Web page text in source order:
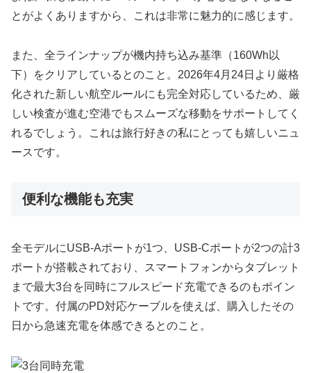
とがよくありますから、これは非常に魅力的に感じます。
また、全ラインナップが機内持ち込み基準（160Wh以
下）をクリアしているとのこと。2026年4月24日より厳格
化された新しい航空ルールにも完全対応しているため、厳
しい検査が進む空港でもスムーズな移動をサポートしてく
れるでしょう。これは旅行好きの私にとっても嬉しいニュ
ースです。
便利な機能も充実
全モデルにUSB-Aポートが1つ、USB-Cポートが2つの計3
ポートが搭載されており、スマートフォンからタブレット
まで最大3台を同時にフルスピード充電できるのもポイン
トです。付属のPD対応ケーブルを使えば、購入したその
日から急速充電を体感できるとのこと。